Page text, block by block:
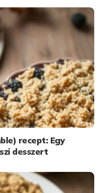
recept: Egy
desszert